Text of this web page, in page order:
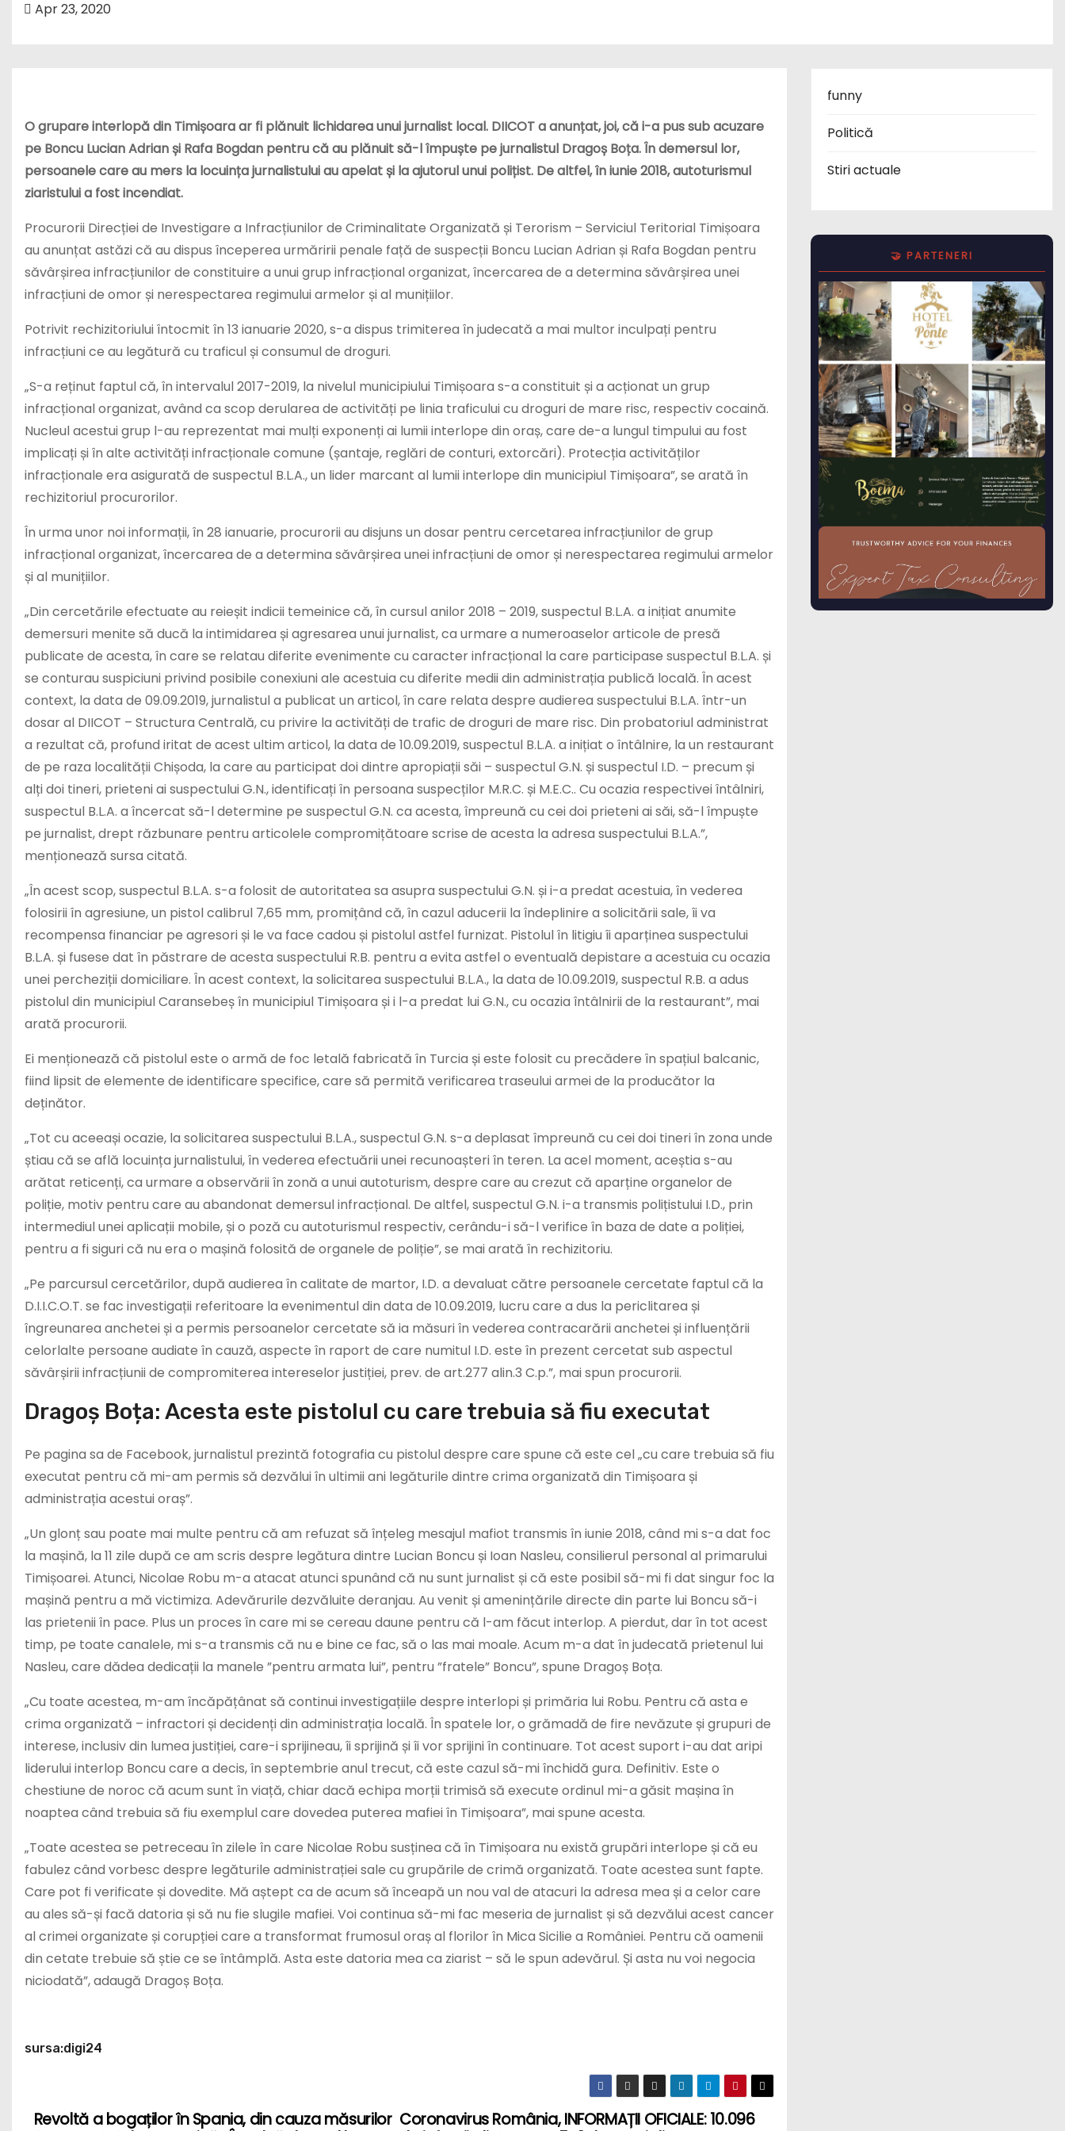
Apr 23, 2020
O grupare interlopă din Timișoara ar fi plănuit lichidarea unui jurnalist local. DIICOT a anunțat, joi, că i-a pus sub acuzare
pe Boncu Lucian Adrian și Rafa Bogdan pentru că au plănuit să-l împuște pe jurnalistul Dragoș Boța. În demersul lor,
persoanele care au mers la locuința jurnalistului au apelat și la ajutorul unui polițist. De altfel, în iunie 2018, autoturismul
ziaristului a fost incendiat.
Procurorii Direcției de Investigare a Infracțiunilor de Criminalitate Organizată și Terorism – Serviciul Teritorial Timișoara
au anunțat astăzi că au dispus începerea urmăririi penale față de suspecții Boncu Lucian Adrian și Rafa Bogdan pentru
săvârșirea infracțiunilor de constituire a unui grup infracțional organizat, încercarea de a determina săvârșirea unei
infracțiuni de omor și nerespectarea regimului armelor și al munițiilor.
Potrivit rechizitoriului întocmit în 13 ianuarie 2020, s-a dispus trimiterea în judecată a mai multor inculpați pentru
infracțiuni ce au legătură cu traficul și consumul de droguri.
„S-a reținut faptul că, în intervalul 2017-2019, la nivelul municipiului Timișoara s-a constituit și a acționat un grup
infracțional organizat, având ca scop derularea de activități pe linia traficului cu droguri de mare risc, respectiv cocaină.
Nucleul acestui grup l-au reprezentat mai mulți exponenți ai lumii interlope din oraș, care de-a lungul timpului au fost
implicați și în alte activități infracționale comune (șantaje, reglări de conturi, extorcări). Protecția activităților
infracționale era asigurată de suspectul B.L.A., un lider marcant al lumii interlope din municipiul Timișoara”, se arată în
rechizitoriul procurorilor.
În urma unor noi informații, în 28 ianuarie, procurorii au disjuns un dosar pentru cercetarea infracțiunilor de grup
infracțional organizat, încercarea de a determina săvârșirea unei infracțiuni de omor și nerespectarea regimului armelor
și al munițiilor.
„Din cercetările efectuate au reieșit indicii temeinice că, în cursul anilor 2018 – 2019, suspectul B.L.A. a inițiat anumite
demersuri menite să ducă la intimidarea și agresarea unui jurnalist, ca urmare a numeroaselor articole de presă
publicate de acesta, în care se relatau diferite evenimente cu caracter infracțional la care participase suspectul B.L.A. și
se conturau suspiciuni privind posibile conexiuni ale acestuia cu diferite medii din administrația publică locală. În acest
context, la data de 09.09.2019, jurnalistul a publicat un articol, în care relata despre audierea suspectului B.L.A. într-un
dosar al DIICOT – Structura Centrală, cu privire la activități de trafic de droguri de mare risc. Din probatoriul administrat
a rezultat că, profund iritat de acest ultim articol, la data de 10.09.2019, suspectul B.L.A. a inițiat o întâlnire, la un restaurant
de pe raza localității Chișoda, la care au participat doi dintre apropiații săi – suspectul G.N. și suspectul I.D. – precum și
alți doi tineri, prieteni ai suspectului G.N., identificați în persoana suspecților M.R.C. și M.E.C.. Cu ocazia respectivei întâlniri,
suspectul B.L.A. a încercat să-l determine pe suspectul G.N. ca acesta, împreună cu cei doi prieteni ai săi, să-l împuște
pe jurnalist, drept răzbunare pentru articolele compromițătoare scrise de acesta la adresa suspectului B.L.A.”,
menționează sursa citată.
„În acest scop, suspectul B.L.A. s-a folosit de autoritatea sa asupra suspectului G.N. și i-a predat acestuia, în vederea
folosirii în agresiune, un pistol calibrul 7,65 mm, promițând că, în cazul aducerii la îndeplinire a solicitării sale, îi va
recompensa financiar pe agresori și le va face cadou și pistolul astfel furnizat. Pistolul în litigiu îi aparținea suspectului
B.L.A. și fusese dat în păstrare de acesta suspectului R.B. pentru a evita astfel o eventuală depistare a acestuia cu ocazia
unei percheziții domiciliare. În acest context, la solicitarea suspectului B.L.A., la data de 10.09.2019, suspectul R.B. a adus
pistolul din municipiul Caransebeș în municipiul Timișoara și i l-a predat lui G.N., cu ocazia întâlnirii de la restaurant”, mai
arată procurorii.
Ei menționează că pistolul este o armă de foc letală fabricată în Turcia și este folosit cu precădere în spațiul balcanic,
fiind lipsit de elemente de identificare specifice, care să permită verificarea traseului armei de la producător la
deținător.
„Tot cu aceeași ocazie, la solicitarea suspectului B.L.A., suspectul G.N. s-a deplasat împreună cu cei doi tineri în zona unde
știau că se află locuința jurnalistului, în vederea efectuării unei recunoașteri în teren. La acel moment, aceștia s-au
arătat reticenți, ca urmare a observării în zonă a unui autoturism, despre care au crezut că aparține organelor de
poliție, motiv pentru care au abandonat demersul infracțional. De altfel, suspectul G.N. i-a transmis polițistului I.D., prin
intermediul unei aplicații mobile, și o poză cu autoturismul respectiv, cerându-i să-l verifice în baza de date a poliției,
pentru a fi siguri că nu era o mașină folosită de organele de poliție”, se mai arată în rechizitoriu.
„Pe parcursul cercetărilor, după audierea în calitate de martor, I.D. a devaluat către persoanele cercetate faptul că la
D.I.I.C.O.T. se fac investigații referitoare la evenimentul din data de 10.09.2019, lucru care a dus la periclitarea și
îngreunarea anchetei și a permis persoanelor cercetate să ia măsuri în vederea contracarării anchetei și influențării
celorlalte persoane audiate în cauză, aspecte în raport de care numitul I.D. este în prezent cercetat sub aspectul
săvârșirii infracțiunii de compromiterea intereselor justiției, prev. de art.277 alin.3 C.p.”, mai spun procurorii.
Dragoș Boța: Acesta este pistolul cu care trebuia să fiu executat
Pe pagina sa de Facebook, jurnalistul prezintă fotografia cu pistolul despre care spune că este cel „cu care trebuia să fiu
executat pentru că mi-am permis să dezvălui în ultimii ani legăturile dintre crima organizată din Timișoara și
administrația acestui oraș”.
„Un glonț sau poate mai multe pentru că am refuzat să înțeleg mesajul mafiot transmis în iunie 2018, când mi s-a dat foc
la mașină, la 11 zile după ce am scris despre legătura dintre Lucian Boncu și Ioan Nasleu, consilierul personal al primarului
Timișoarei. Atunci, Nicolae Robu m-a atacat atunci spunând că nu sunt jurnalist și că este posibil să-mi fi dat singur foc la
mașină pentru a mă victimiza. Adevărurile dezvăluite deranjau. Au venit și amenințările directe din parte lui Boncu să-i
las prietenii în pace. Plus un proces în care mi se cereau daune pentru că l-am făcut interlop. A pierdut, dar în tot acest
timp, pe toate canalele, mi s-a transmis că nu e bine ce fac, să o las mai moale. Acum m-a dat în judecată prietenul lui
Nasleu, care dădea dedicații la manele ”pentru armata lui”, pentru ”fratele” Boncu”, spune Dragoș Boța.
„Cu toate acestea, m-am încăpățânat să continui investigațiile despre interlopi și primăria lui Robu. Pentru că asta e
crima organizată – infractori și decidenți din administrația locală. În spatele lor, o grămadă de fire nevăzute și grupuri de
interese, inclusiv din lumea justiției, care-i sprijineau, îi sprijină și îi vor sprijini în continuare. Tot acest suport i-au dat aripi
liderului interlop Boncu care a decis, în septembrie anul trecut, că este cazul să-mi închidă gura. Definitiv. Este o
chestiune de noroc că acum sunt în viață, chiar dacă echipa morții trimisă să execute ordinul mi-a găsit mașina în
noaptea când trebuia să fiu exemplul care dovedea puterea mafiei în Timișoara”, mai spune acesta.
„Toate acestea se petreceau în zilele în care Nicolae Robu susținea că în Timișoara nu există grupări interlope și că eu
fabulez când vorbesc despre legăturile administrației sale cu grupările de crimă organizată. Toate acestea sunt fapte.
Care pot fi verificate și dovedite. Mă aștept ca de acum să înceapă un nou val de atacuri la adresa mea și a celor care
au ales să-și facă datoria și să nu fie slugile mafiei. Voi continua să-mi fac meseria de jurnalist și să dezvălui acest cancer
al crimei organizate și corupției care a transformat frumosul oraș al florilor în Mica Sicilie a României. Pentru că oamenii
din cetate trebuie să știe ce se întâmplă. Asta este datoria mea ca ziarist – să le spun adevărul. Și asta nu voi negocia
niciodată”, adaugă Dragoș Boța.
sursa:digi24
Coronavirus România, INFORMAȚII OFICIALE: 10.096
Revoltă a bogaților în Spania, din cauza măsurilor
funny
Politică
Stiri actuale
🤝 PARTENERI